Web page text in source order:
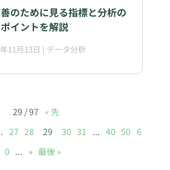
のために見る指標と分析の
ポイントを解説
11月13日 | データ分析
29 / 97 « 先
27 28 29 30 31 ... 40 50 6
0 ... » 最後 »